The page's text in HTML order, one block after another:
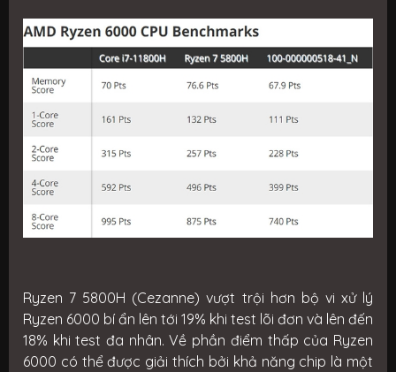
Ryzen 7 5800H (Cezanne) vượt trội hơn bộ vi xử lý
Ryzen 6000 bí ẩn lên tới 19% khi test lõi đơn và lên đến
18% khi test đa nhân. Về phần điểm thấp của Ryzen
6000 có thể được giải thích bởi khả năng chip là một